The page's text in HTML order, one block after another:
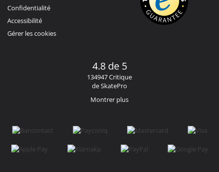
Confidentialité
Accessibilité
Gérer les cookies
4.8 de 5
134947 Critique
de SkatePro
Montrer plus